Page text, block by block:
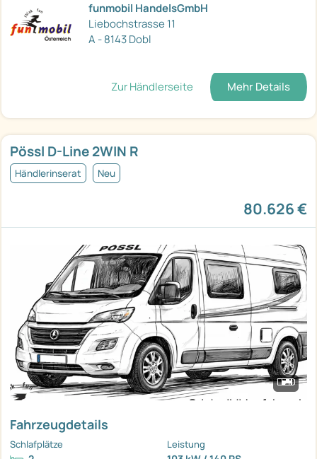
funmobil HandelsGmbH
Liebochstrasse 11
A - 8143 Dobl
Zur Händlerseite Mehr Details
Pössl D-Line 2WIN R
Händlerinserat Neu
80.626 €
Fahrzeugdetails
Schlafplätze Leistung